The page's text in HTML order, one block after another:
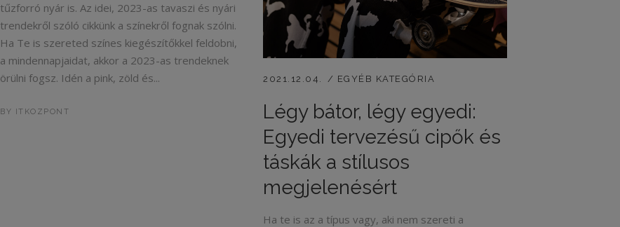
tűzforró nyár is. Az idei, 2023-as tavaszi és nyári
trendekről szóló cikkünk a színekről fognak szólni.
Ha Te is szereted színes kiegészítőkkel feldobni,
a mindennapjaidat, akkor a 2023-as trendeknek
örülni fogsz. Idén a pink, zöld és...
BY ITKOZPONT
2021.12.04. EGYÉB KATEGÓRIA
Légy bátor, légy egyedi:
Egyedi tervezésű cipők és
táskák a stílusos
megjelenésért
Ha te is az a típus vagy, aki nem szereti a